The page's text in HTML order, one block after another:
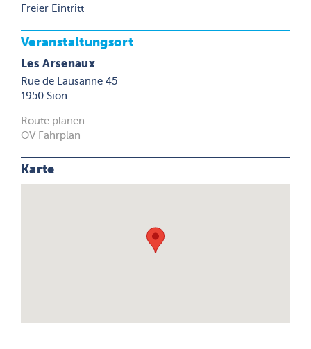
Freier Eintritt
Veranstaltungsort
Les Arsenaux
Rue de Lausanne 45
1950 Sion
Route planen
ÖV Fahrplan
Karte